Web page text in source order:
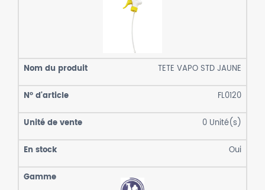
TETE VAPO STD JAUNE
FL0120
0 Unité(s)
Oui